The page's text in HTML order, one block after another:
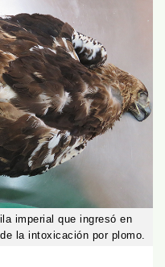
imperial que ingresó en
la intoxicación por plomo.